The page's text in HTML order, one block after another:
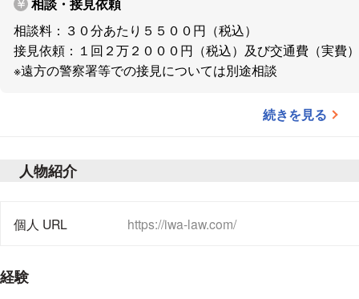
また，警察に捕まったご家族との面会（接見）を１回
します（遠方の場合は別途相談）。
相談や接見の後、正式なご依頼に至らなくても構いま
ご相談のお申込みは弁護士が外出中や土日夜間でも
す。また、ご依頼者の方限定で
相談料：３０分あたり５５００円（税込）
接見依頼：１回２万２０００円（税込）及び交通費（実費）
※遠方の警察署等での接見については別途相談
続きを見る
人物紹介
個人 URL https://iwa-law.com/
経験